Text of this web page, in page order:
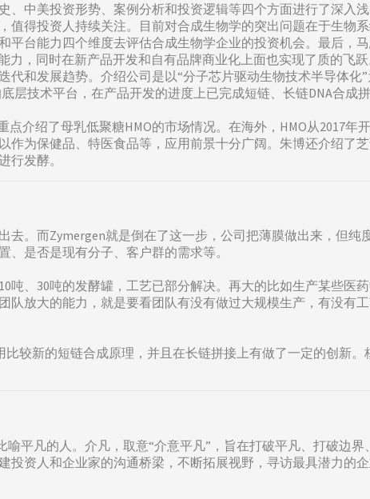
中美投资形势、案例分析和投资逻辑等四个方面进行了深入
得投资人持续关注。目前对合成生物学的突出问题在于生物
台能力四个维度去评估合成生物学企业的投资机会。最后，
，同时在新产品开发和自有品牌商业化上面也实现了质的飞跃
和发展趋势。介绍公司是以“分子芯片驱动生物技术半导体化
层技术平台，在产品开发的进度上已完成短链、长链DNA合成
介绍了母乳低聚糖HMO的市场情况。在海外，HMO从2017年
为保健品、特医食品等，应用前景十分广阔。朱博还介绍了
行发酵。
。而Zymergen就是倒在了这一步，公司把薄膜做出来，但纯
是否是现有分子、客户群的需求等。
、30吨的发酵罐，工艺已部分解决。再大的比如生产某些医
队放大的能力，就是要看团队有没有做过大规模生产，有没有
较新的短链合成原理，并且在长链拼接上有做了一定的创新
平凡的人。介凡，取意“介意平凡”，旨在打破平凡、打破边
资人和企业家的沟通桥梁，不断拓展视野，寻访最具潜力的